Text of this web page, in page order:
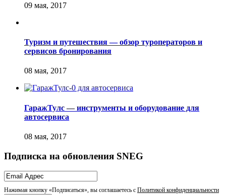
Туризм и путешествия — обзор туроператоров и
сервисов бронирования
ГаражТулс — инструменты и оборудование для
автосервиса
Подписка на обновления SNEG
Нажимая кнопку «Подписаться», вы соглашаетесь с Политикой конфиденциальности